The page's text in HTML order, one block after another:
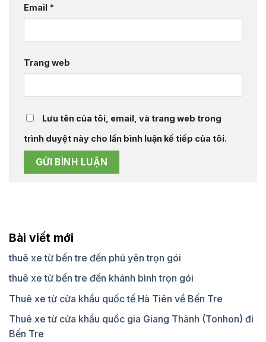
Email *
Trang web
Lưu tên của tôi, email, và trang web trong
trình duyệt này cho lần bình luận kế tiếp của tôi.
Bài viết mới
thuê xe từ bến tre đến phú yên trọn gói
thuê xe từ bến tre đến khánh bình trọn gói
Thuê xe từ cửa khẩu quốc tế Hà Tiên về Bến Tre
Thuê xe từ cửa khẩu quốc gia Giang Thành (Tonhon) đi
Bến Tre